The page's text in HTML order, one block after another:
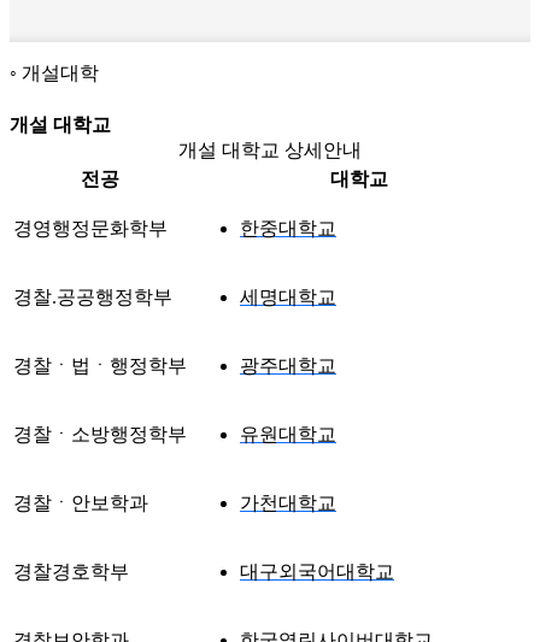
개설대학
개설 대학교
개설 대학교 상세안내
전공
대학교
경영행정문화학부 한중대학교
경찰.공공행정학부 세명대학교
경찰ㆍ법ㆍ행정학부 광주대학교
경찰ㆍ소방행정학부 유원대학교
경찰ㆍ안보학과 가천대학교
경찰경호학부 대구외국어대학교